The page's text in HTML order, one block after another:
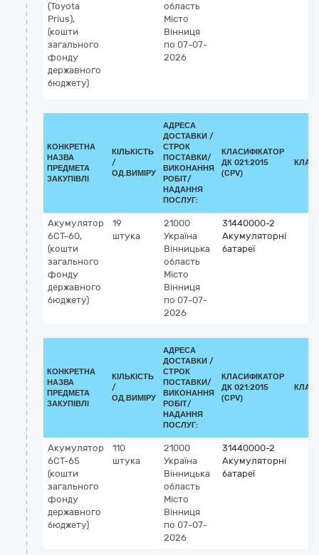
(Toyota
Prius),
(кошти
загального
фонду
державного
бюджету)
область
Місто
Вінниця
по 07-07-
2026
КОНКРЕТНА
НАЗВА
ПРЕДМЕТА
ЗАКУПІВЛІ
КІЛЬКІСТЬ
/
ОД.ВИМІРУ
АДРЕСА
ДОСТАВКИ /
СТРОК
ПОСТАВКИ/
ВИКОНАННЯ
РОБІТ/
НАДАННЯ
ПОСЛУГ:
КЛАСИФІКАТОР
ДК 021:2015
(CPV)
Акумулятор
6СТ-60,
(кошти
загального
фонду
державного
бюджету)
19
штука
21000
Україна
Вінницька
область
Місто
Вінниця
по 07-07-
2026
31440000-2
Акумуляторні
батареї
КОНКРЕТНА
НАЗВА
ПРЕДМЕТА
ЗАКУПІВЛІ
КІЛЬКІСТЬ
/
ОД.ВИМІРУ
АДРЕСА
ДОСТАВКИ /
СТРОК
ПОСТАВКИ/
ВИКОНАННЯ
РОБІТ/
НАДАННЯ
ПОСЛУГ:
КЛАСИФІКАТОР
ДК 021:2015
(CPV)
Акумулятор
6СТ-65
(кошти
загального
фонду
державного
бюджету)
110
штука
21000
Україна
Вінницька
область
Місто
Вінниця
по 07-07-
2026
31440000-2
Акумуляторні
батареї